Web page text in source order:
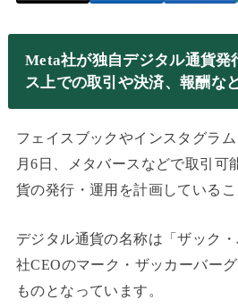
Meta社が独自デジタル通貨発
ス上での取引や決済、報酬な
フェイスブックやインスタグラ
月6日、メタバースなどで取引可
貨の発行・運用を計画している
デジタル通貨の名称は「ザック
社CEOのマーク・ザッカーバー
ものとなっています。